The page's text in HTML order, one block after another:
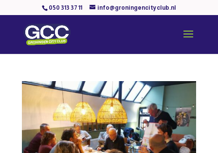
050 313 37 11 info@groningencityclub.nl